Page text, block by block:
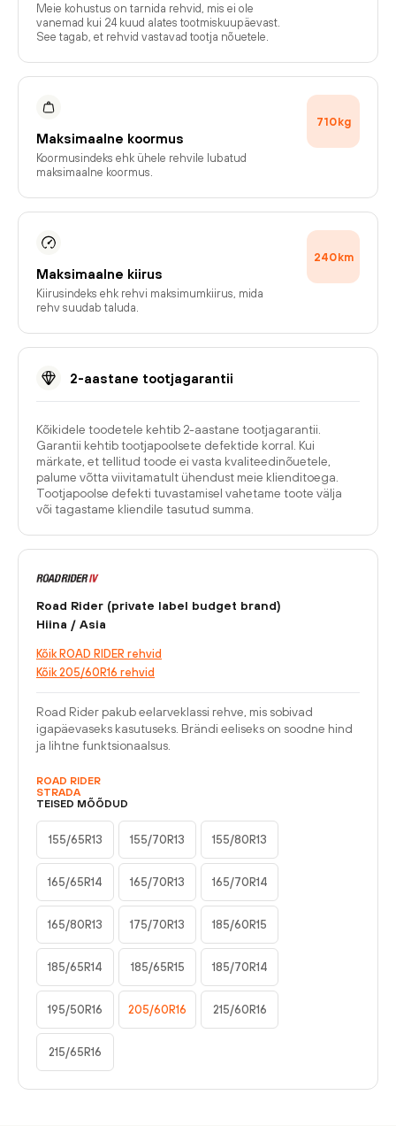
Meie kohustus on tarnida rehvid, mis ei ole
vanemad kui 24 kuud alates tootmiskuupäevast.
See tagab, et rehvid vastavad tootja nõuetele.
Maksimaalne koormus
Koormusindeks ehk ühele rehvile lubatud
maksimaalne koormus.
710kg
Maksimaalne kiirus
Kiirusindeks ehk rehvi maksimumkiirus, mida
rehv suudab taluda.
240km
2-aastane tootjagarantii
Kõikidele toodetele kehtib 2-aastane tootjagarantii.
Garantii kehtib tootjapoolsete defektide korral. Kui
märkate, et tellitud toode ei vasta kvaliteedinõuetele,
palume võtta viivitamatult ühendust meie klienditoega.
Tootjapoolse defekti tuvastamisel vahetame toote välja
või tagastame kliendile tasutud summa.
Road Rider (private label budget brand)
Hiina / Asia
Kõik ROAD RIDER rehvid
Kõik 205/60R16 rehvid
Road Rider pakub eelarveklassi rehve, mis sobivad
igapäevaseks kasutuseks. Brändi eeliseks on soodne hind
ja lihtne funktsionaalsus.
ROAD RIDER
STRADA
TEISED MÕÕDUD
155/65R13 155/70R13 155/80R13
165/65R14 165/70R13 165/70R14
165/80R13 175/70R13 185/60R15
185/65R14 185/65R15 185/70R14
195/50R16 205/60R16 215/60R16
215/65R16